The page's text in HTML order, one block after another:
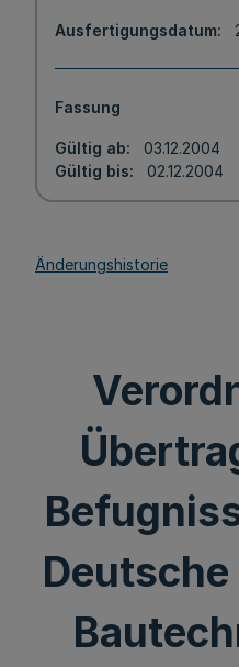
Ausfertigungsdatum
Fassung
Gültig ab
03.12.2004
Gültig bis
02.12.2004
Änderungshistorie